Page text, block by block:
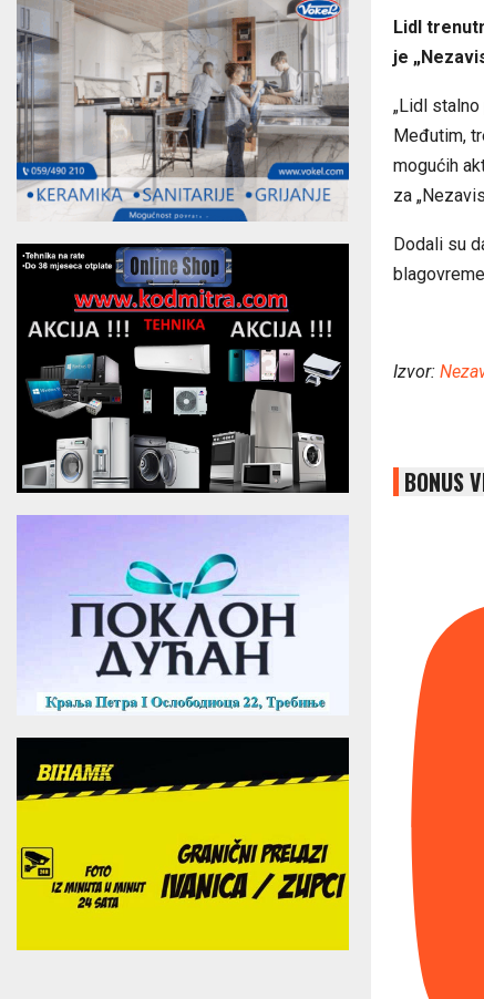
Lidl
je
„Lidl
Međutim,
mogućih
za
Dodali su
Izvor:
BONUS